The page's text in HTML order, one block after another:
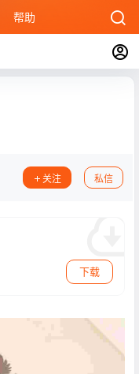
帮助
关注 私信
下载